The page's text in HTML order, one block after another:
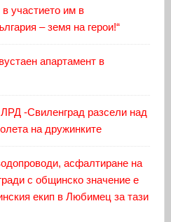
участието им в
– земя на герои!“
апартамент в
ЛРД -Свиленград разсели над
на дружинките
асфалтиране на
с общинско значение е
екип в Любимец за тази